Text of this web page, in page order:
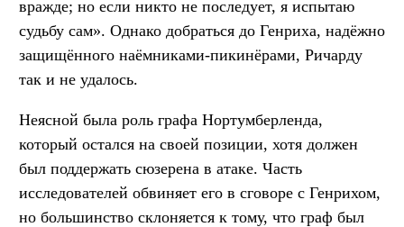
вражде; но если никто не последует, я испытаю
судьбу сам». Однако добраться до Генриха, надёжно
защищённого наёмниками-пикинёрами, Ричарду
так и не удалось.
Неясной была роль графа Нортумберленда,
который остался на своей позиции, хотя должен
был поддержать сюзерена в атаке. Часть
исследователей обвиняет его в сговоре с Генрихом,
но большинство склоняется к тому, что граф был